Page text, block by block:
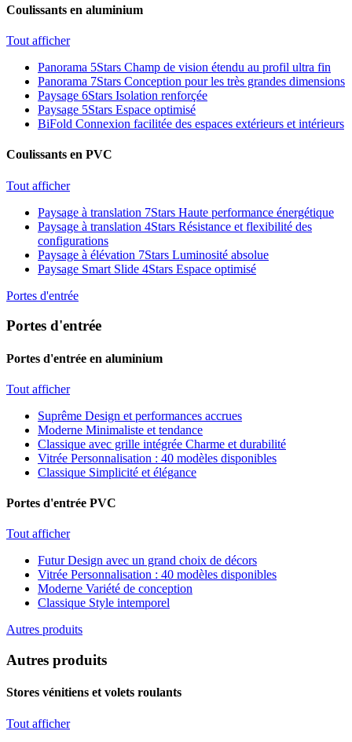
Coulissants en aluminium
Tout afficher
Panorama 5Stars Champ de vision étendu au profil ultra fin
Panorama 7Stars Conception pour les très grandes dimensions
Paysage 6Stars Isolation renforçée
Paysage 5Stars Espace optimisé
BiFold Connexion facilitée des espaces extérieurs et intérieurs
Coulissants en PVC
Tout afficher
Paysage à translation 7Stars Haute performance énergétique
Paysage à translation 4Stars Résistance et flexibilité des
configurations
Paysage à élévation 7Stars Luminosité absolue
Paysage Smart Slide 4Stars Espace optimisé
Portes d'entrée
Portes d'entrée
Portes d'entrée en aluminium
Tout afficher
Suprême Design et performances accrues
Moderne Minimaliste et tendance
Classique avec grille intégrée Charme et durabilité
Vitrée Personnalisation : 40 modèles disponibles
Classique Simplicité et élégance
Portes d'entrée PVC
Tout afficher
Futur Design avec un grand choix de décors
Vitrée Personnalisation : 40 modèles disponibles
Moderne Variété de conception
Classique Style intemporel
Autres produits
Autres produits
Stores vénitiens et volets roulants
Tout afficher